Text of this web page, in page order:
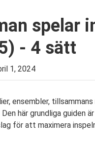
spelar
- 4 sätt
1, 2024
ensembler,
här grundliga guiden
för att maximera